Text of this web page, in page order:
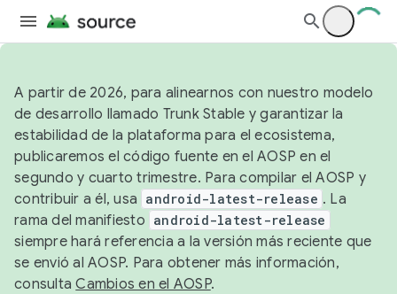
A partir de 2026, para alinearnos con nuestro modelo
de desarrollo llamado Trunk Stable y garantizar la
estabilidad de la plataforma para el ecosistema,
publicaremos el código fuente en el AOSP en el
segundo y cuarto trimestre. Para compilar el AOSP y
contribuir a él, usa android-latest-release . La
rama del manifiesto android-latest-release
siempre hará referencia a la versión más reciente que
se envió al AOSP. Para obtener más información,
consultaCambios en el AOSP.